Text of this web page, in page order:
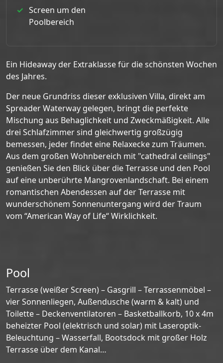
Screen um den
Poolbereich
Ein Hideaway der Extraklasse für die schönsten Wochen
des Jahres.
Der neue Grundriss dieser exklusiven Villa, direkt am
Spreader Waterway gelegen, bringt die perfekte
Mischung aus Behaglichkeit und Zweckmäßigkeit. Alle
drei Schlafzimmer sind gleichwertig großzügig
bemessen, jeder findet eine Relaxecke zum Träumen.
Aus dem großen Wohnbereich mit "cathedral ceilings"
genießen Sie den Blick über die Terrasse und den Pool
auf eine unberührte Mangrovenlandschaft. Bei einem
romantischen Abendessen auf der Terrasse mit
wunderschönem Sonnenuntergang wird der Traum
vom “American Way of Life“ Wirklichkeit.
Pool
Terrasse (weißer Screen) – Gasgrill – Terrassenmöbel –
vier Sonnenliegen, Außendusche (warm & kalt) und
Toilette – Deckenventilatoren – Basketballkorb, 10 x 4m
beheizter Pool (elektrisch und solar) mit Laseroptik-
Beleuchtung – Wasserfall, Bootsdock mit großer Holz
Terrasse über dem Kanal…